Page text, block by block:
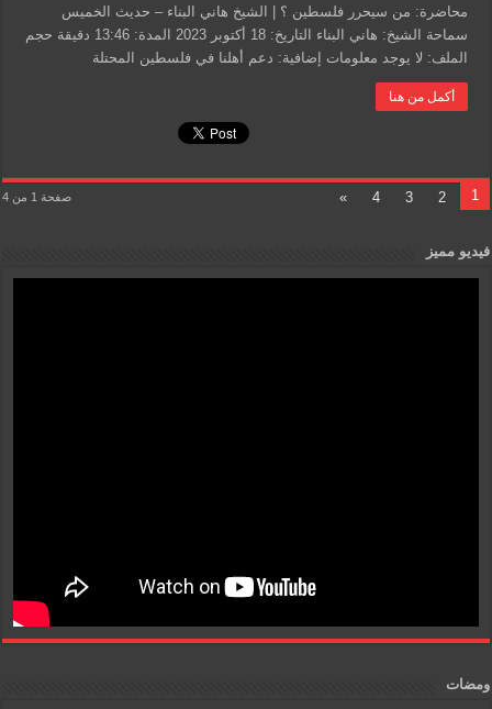
محاضرة: من سيحرر فلسطين ؟ | الشيخ هاني البناء – حديث الخميس
سماحة الشيخ: هاني البناء التاريخ: 18 أكتوبر 2023 المدة: 13:46 دقيقة حجم
الملف: لا يوجد معلومات إضافية: دعم أهلنا في فلسطين المحتلة
أكمل من هنا
صفحة 1 من 4 1
2
3
4
»
فيديو مميز
ومضات